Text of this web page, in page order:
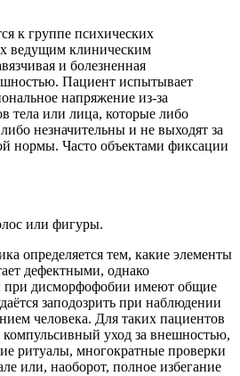
к группе психических
ведущим клиническим
и болезненная
Пациент испытывает
напряжение из-за
тела или лица, которые либо
незначительны и не выходят за
нормы. Часто объектами фиксации
или фигуры.
определяется тем, какие элементы
дефектными, однако
при дисморфофобии имеют общие
заподозрить при наблюдении
человека. Для таких пациентов
уход за внешностью,
ритуалы, многократные проверки
или, наоборот, полное избегание